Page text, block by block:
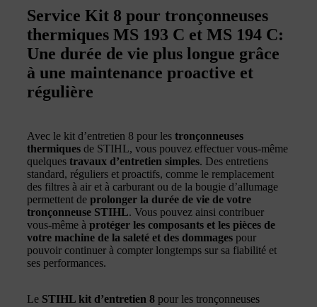
Service Kit 8 pour tronçonneuses
thermiques MS 193 C et MS 194 C:
Une durée de vie plus longue grâce
à une maintenance proactive et
régulière
Avec le kit d’entretien 8 pour les tronçonneuses
thermiques de STIHL, vous pouvez effectuer vous-même
quelques travaux d’entretien simples. Des entretiens
standard, réguliers et proactifs, comme le remplacement
des filtres à air et à carburant ou de la bougie d’allumage
permettent de prolonger la durée de vie de votre
tronçonneuse STIHL. Vous pouvez ainsi contribuer
vous-même à protéger les composants et les pièces de
votre machine de la saleté et des dommages pour
pouvoir continuer à compter longtemps sur sa fiabilité et
ses performances.
Le STIHL kit d’entretien 8 pour les tronçonneuses